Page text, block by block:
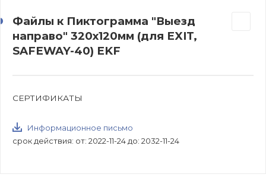
Файлы к Пиктограмма "Выезд
направо" 320х120мм (для EXIT,
SAFEWAY-40) EKF
СЕРТИФИКАТЫ
Информационное письмо
срок действия: от: 2022-11-24 до: 2032-11-24